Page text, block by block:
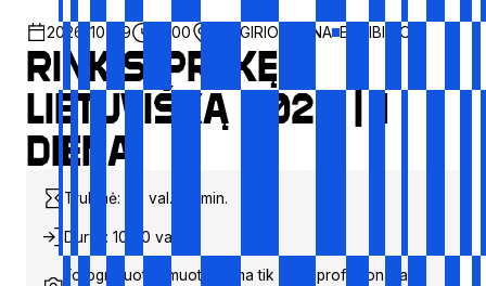
2026-10-09 10:00 ZALGIRIO ARENA EXHIBITION
RINKIS PREKĘ
LIETUVIŠKĄ 2026 | 1
diena
Trukmė: ~8 val. 00 min.
Durys: 10:00 val.
Fotografuoti/filmuoti galima tik su neprofesionalia